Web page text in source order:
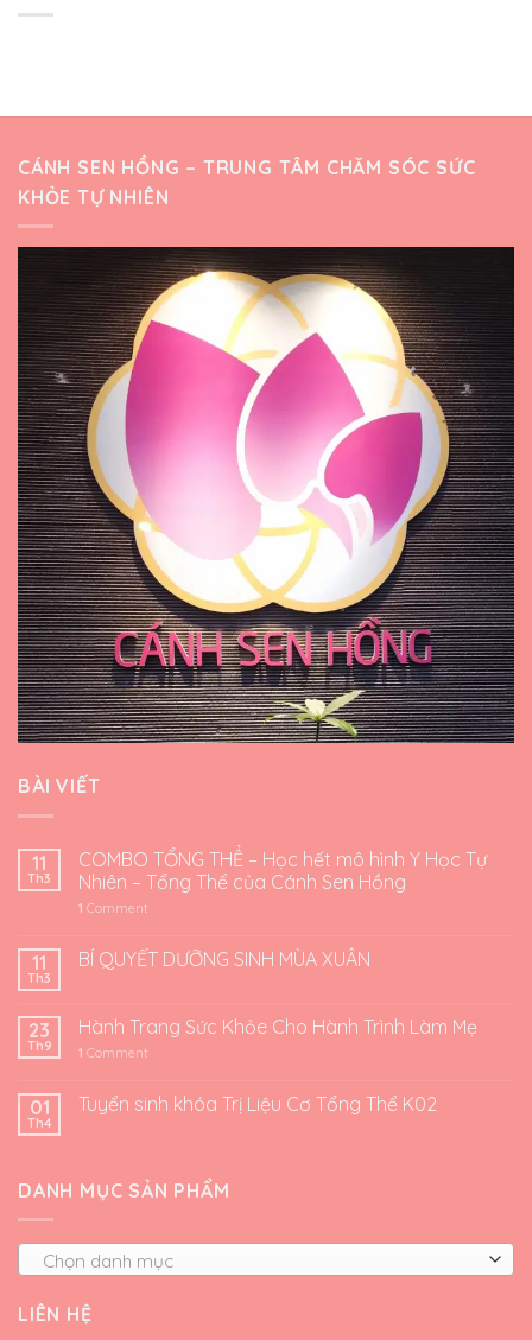
CÁNH SEN HỒNG – TRUNG TÂM CHĂM SÓC SỨC
KHỎE TỰ NHIÊN
BÀI VIẾT
11
Th3
COMBO TỔNG THỂ – Học hết mô hình Y Học Tự
Nhiên – Tổng Thể của Cánh Sen Hồng
1 Comment
11
Th3
BÍ QUYẾT DƯỠNG SINH MÙA XUÂN
23
Th9
Hành Trang Sức Khỏe Cho Hành Trình Làm Mẹ
1 Comment
01
Th4
Tuyển sinh khóa Trị Liệu Cơ Tổng Thể K02
DANH MỤC SẢN PHẨM
Chọn danh mục
LIÊN HỆ